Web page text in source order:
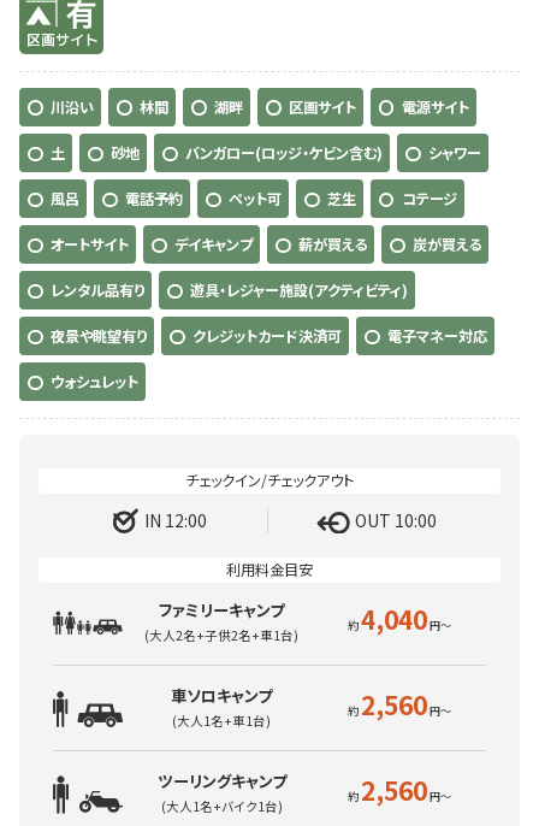
川沿い 林間 湖畔 区画サイト 電源サイト
土 砂地 バンガロー(ロッジ・ケビン含む) シャワー
風呂 電話予約 ペット可 芝生 コテージ
オートサイト デイキャンプ 薪が買える 炭が買える
レンタル品有り 遊具・レジャー施設(アクティビティ)
夜景や眺望有り クレジットカード決済可 電子マネー対応
ウォシュレット
IN 12:00 OUT 10:00
ファミリーキャンプ
(大人2名+子供2名+車1台) 4,040
車ソロキャンプ
(大人1名+車1台) 2,560
ツーリングキャンプ
(大人1名+バイク1台) 2,560